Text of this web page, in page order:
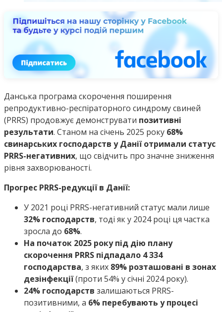
Данська програма скорочення поширення
репродуктивно-респіраторного синдрому свиней
(PRRS) продовжує демонструвати позитивні
результати. Станом на січень 2025 року 68%
свинарських господарств у Данії отримали статус
PRRS-негативних, що свідчить про значне зниження
рівня захворюваності.
Прогрес PRRS-редукції в Данії:
У 2021 році PRRS-негативний статус мали лише
32% господарств, тоді як у 2024 році ця частка
зросла до 68%.
На початок 2025 року під дію плану
скорочення PRRS підпадало 4 334
господарства, з яких 89% розташовані в зонах
дезінфекції(проти 54% у січні 2024 року).
24% господарств залишаються PRRS-
позитивними, а 6% перебувають у процесі